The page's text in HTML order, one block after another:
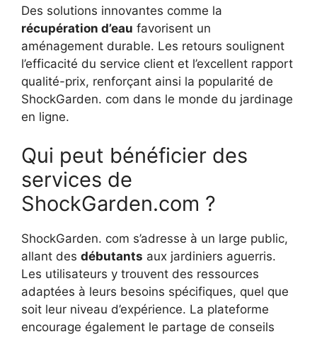
Des solutions innovantes comme la
récupération d’eau favorisent un
aménagement durable. Les retours soulignent
l’efficacité du service client et l’excellent rapport
qualité-prix, renforçant ainsi la popularité de
ShockGarden. com dans le monde du jardinage
en ligne.
Qui peut bénéficier des
services de
ShockGarden.com ?
ShockGarden. com s’adresse à un large public,
allant des débutants aux jardiniers aguerris.
Les utilisateurs y trouvent des ressources
adaptées à leurs besoins spécifiques, quel que
soit leur niveau d’expérience. La plateforme
encourage également le partage de conseils